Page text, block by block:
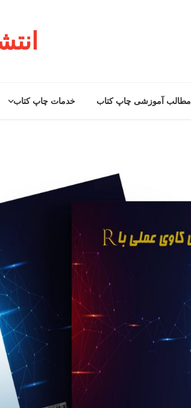
مطالب آموزشی چاپ کتاب خدمات چاپ کتاب